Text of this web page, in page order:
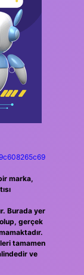
marka,
Burada yer
gerçek
tamamen
ve